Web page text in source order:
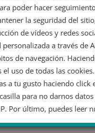
poder hacer
la seguridad del
de vídeos y redes
a través de
de navegación.
el uso de todas las
a tu gusto haciendo click
para no darnos
Por último, puedes leer